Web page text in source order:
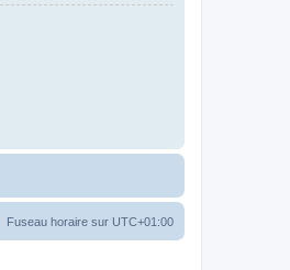
Fuseau horaire sur UTC+01:00